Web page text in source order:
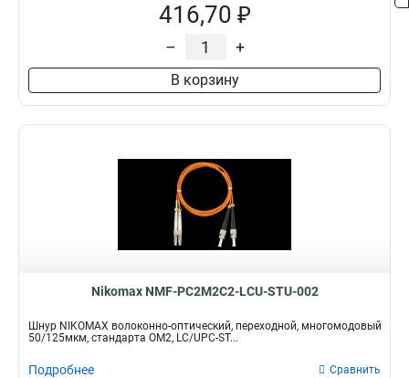
416,70 ₽
– +
В корзину
Nikomax NMF-PC2M2C2-LCU-STU-002
Шнур NIKOMAX волоконно-оптический, переходной, многомодовый
50/125мкм, стандарта ОМ2, LC/UPC-ST...
Подробнее Сравнить